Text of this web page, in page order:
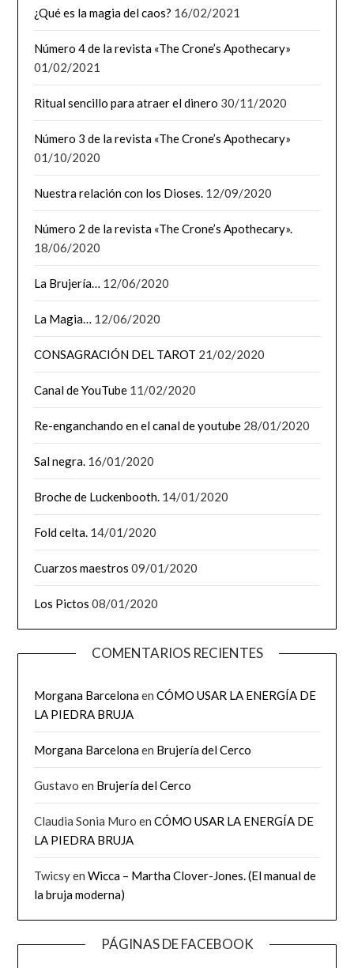
¿Qué es la magia del caos? 16/02/2021
Número 4 de la revista «The Crone’s Apothecary»
01/02/2021
Ritual sencillo para atraer el dinero 30/11/2020
Número 3 de la revista «The Crone’s Apothecary»
01/10/2020
Nuestra relación con los Dioses. 12/09/2020
Número 2 de la revista «The Crone’s Apothecary».
18/06/2020
La Brujería… 12/06/2020
La Magia… 12/06/2020
CONSAGRACIÓN DEL TAROT 21/02/2020
Canal de YouTube 11/02/2020
Re-enganchando en el canal de youtube 28/01/2020
Sal negra. 16/01/2020
Broche de Luckenbooth. 14/01/2020
Fold celta. 14/01/2020
Cuarzos maestros 09/01/2020
Los Pictos 08/01/2020
COMENTARIOS RECIENTES
Morgana BarcelonaenCÓMO USAR LA ENERGÍA DE
LA PIEDRA BRUJA
Morgana Barcelonaen Brujería del Cerco
Gustavo en Brujería del Cerco
Claudia Sonia Muro enCÓMO USAR LA ENERGÍA DE
LA PIEDRA BRUJA
TwicsyenWicca – Martha Clover-Jones. (El manual de
la bruja moderna)
PÁGINAS DE FACEBOOK